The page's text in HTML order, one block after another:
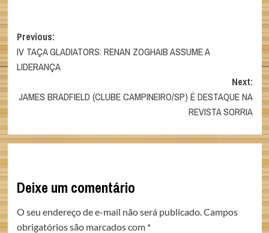
Post
navigation
Previous:
IV TAÇA GLADIATORS: RENAN ZOGHAIB ASSUME A
LIDERANÇA
Next:
JAMES BRADFIELD (CLUBE CAMPINEIRO/SP) É DESTAQUE NA
REVISTA SORRIA
Deixe um comentário
O seu endereço de e-mail não será publicado.Campos
obrigatórios são marcados com *